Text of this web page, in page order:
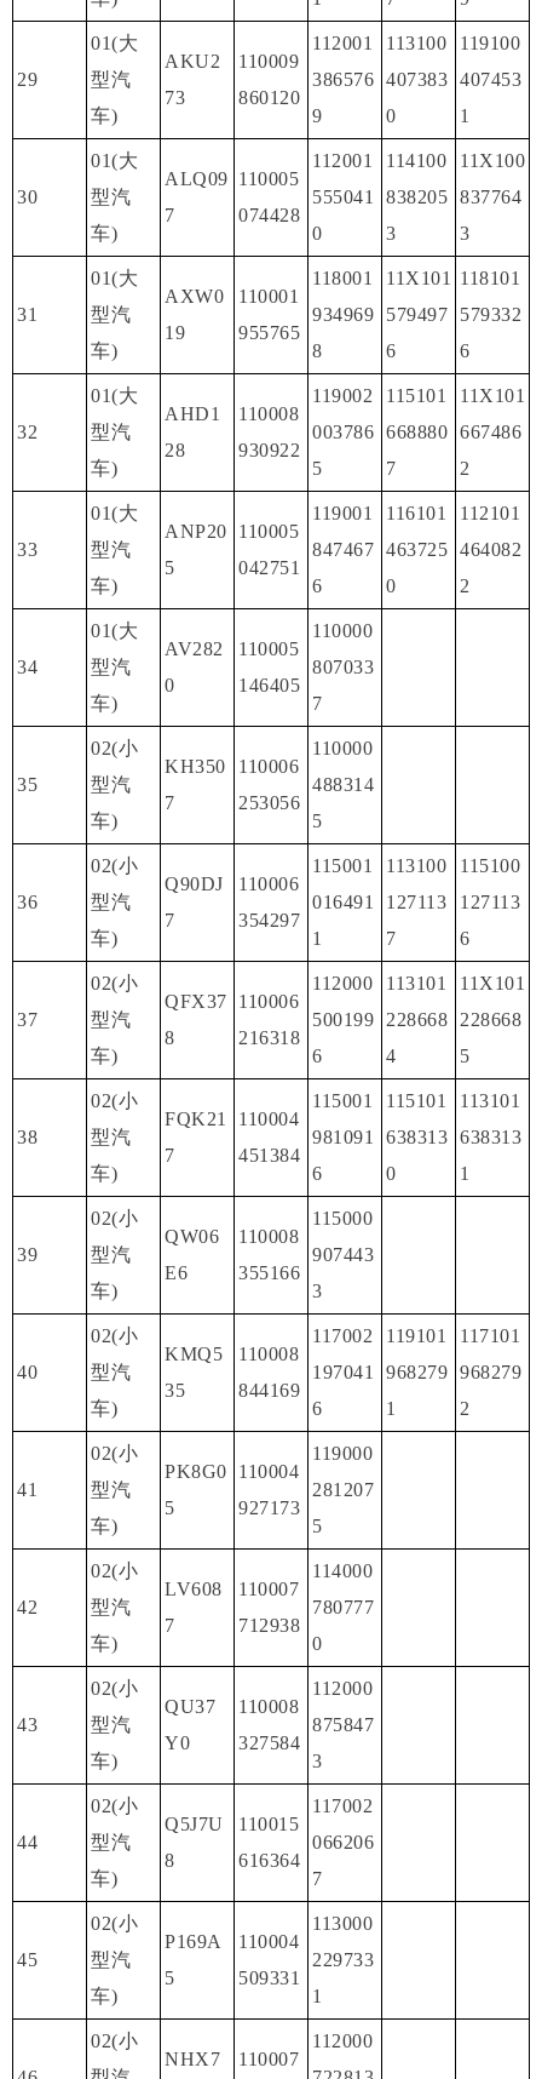
29
01(大
型汽
车)
AKU2
73
110009
860120
112001
386576
9
113100
407383
0
119100
407453
1
30
01(大
型汽
车)
ALQ09
7
110005
074428
112001
555041
0
114100
838205
3
11X100
837764
3
31
01(大
型汽
车)
AXW0
19
110001
955765
118001
934969
8
11X101
579497
6
118101
579332
6
32
01(大
型汽
车)
AHD1
28
110008
930922
119002
003786
5
115101
668880
7
11X101
667486
2
33
01(大
型汽
车)
ANP20
5
110005
042751
119001
847467
6
116101
463725
0
112101
464082
2
34
01(大
型汽
车)
AV282
0
110005
146405
110000
807033
7
35
02(小
型汽
车)
KH350
7
110006
253056
110000
488314
5
36
02(小
型汽
车)
Q90DJ
7
110006
354297
115001
016491
1
113100
127113
7
115100
127113
6
37
02(小
型汽
车)
QFX37
8
110006
216318
112000
500199
6
113101
228668
4
11X101
228668
5
38
02(小
型汽
车)
FQK21
7
110004
451384
115001
981091
6
115101
638313
0
113101
638313
1
39
02(小
型汽
车)
QW06
E6
110008
355166
115000
907443
3
40
02(小
型汽
车)
KMQ5
35
110008
844169
117002
197041
6
119101
968279
1
117101
968279
2
41
02(小
型汽
车)
PK8G0
5
110004
927173
119000
281207
5
42
02(小
型汽
车)
LV608
7
110007
712938
114000
780777
0
43
02(小
型汽
车)
QU37
Y0
110008
327584
112000
875847
3
44
02(小
型汽
车)
Q5J7U
8
110015
616364
117002
066206
7
45
02(小
型汽
车)
P169A
5
110004
509331
113000
229733
1
02(小
NHX7
110007
112000